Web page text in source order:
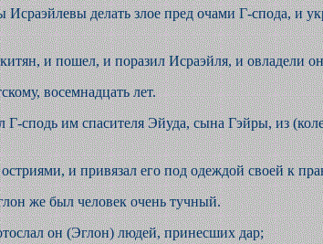
делать злое пред очами Г-спода, и
и пошел, и поразил Исраэйля, и овладели
восемнадцать лет.
Г-сподь им спасителя Эйуда, сына Гэйры, из
и привязал его под одеждой своей к
же был человек очень тучный.
он (Эглон) людей, принесших дар;